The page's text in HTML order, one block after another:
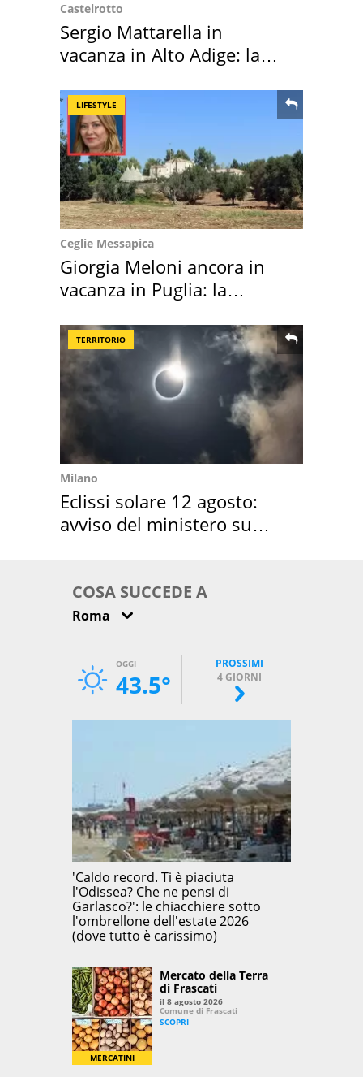
Castelrotto
Sergio Mattarella in
vacanza in Alto Adige: la
LIFESTYLE
Ceglie Messapica
Giorgia Meloni ancora in
vacanza in Puglia: la
TERRITORIO
Milano
Eclissi solare 12 agosto:
avviso del ministero su